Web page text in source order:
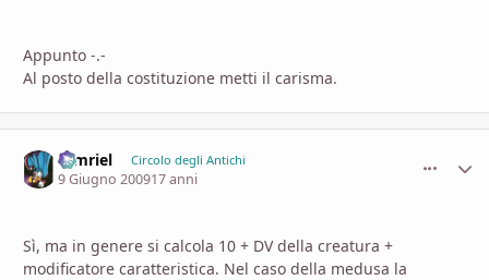
Appunto -.-
Al posto della costituzione metti il carisma.
tamriel Circolo degli Antichi
9 Giugno 200917 anni
Sì, ma in genere si calcola 10 + DV della creatura +
modificatore caratteristica. Nel caso della medusa la